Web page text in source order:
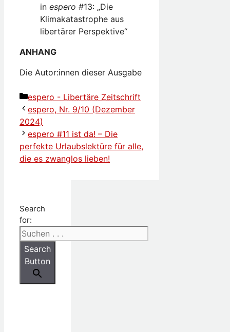
in espero #13: „Die
Klimakatastrophe aus
libertärer Perspektive“
ANHANG
Die Autor:innen dieser Ausgabe
Kategorien
espero - Libertäre Zeitschrift
espero, Nr. 9/10 (Dezember
2024)
espero #11 ist da! – Die
perfekte Urlaubslektüre für alle,
die es zwanglos lieben!
Search
for:
Search
Button